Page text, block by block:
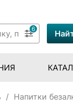
6
/ Напитки